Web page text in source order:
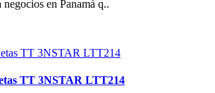
en Panamá q..
TT 3NSTAR LTT214